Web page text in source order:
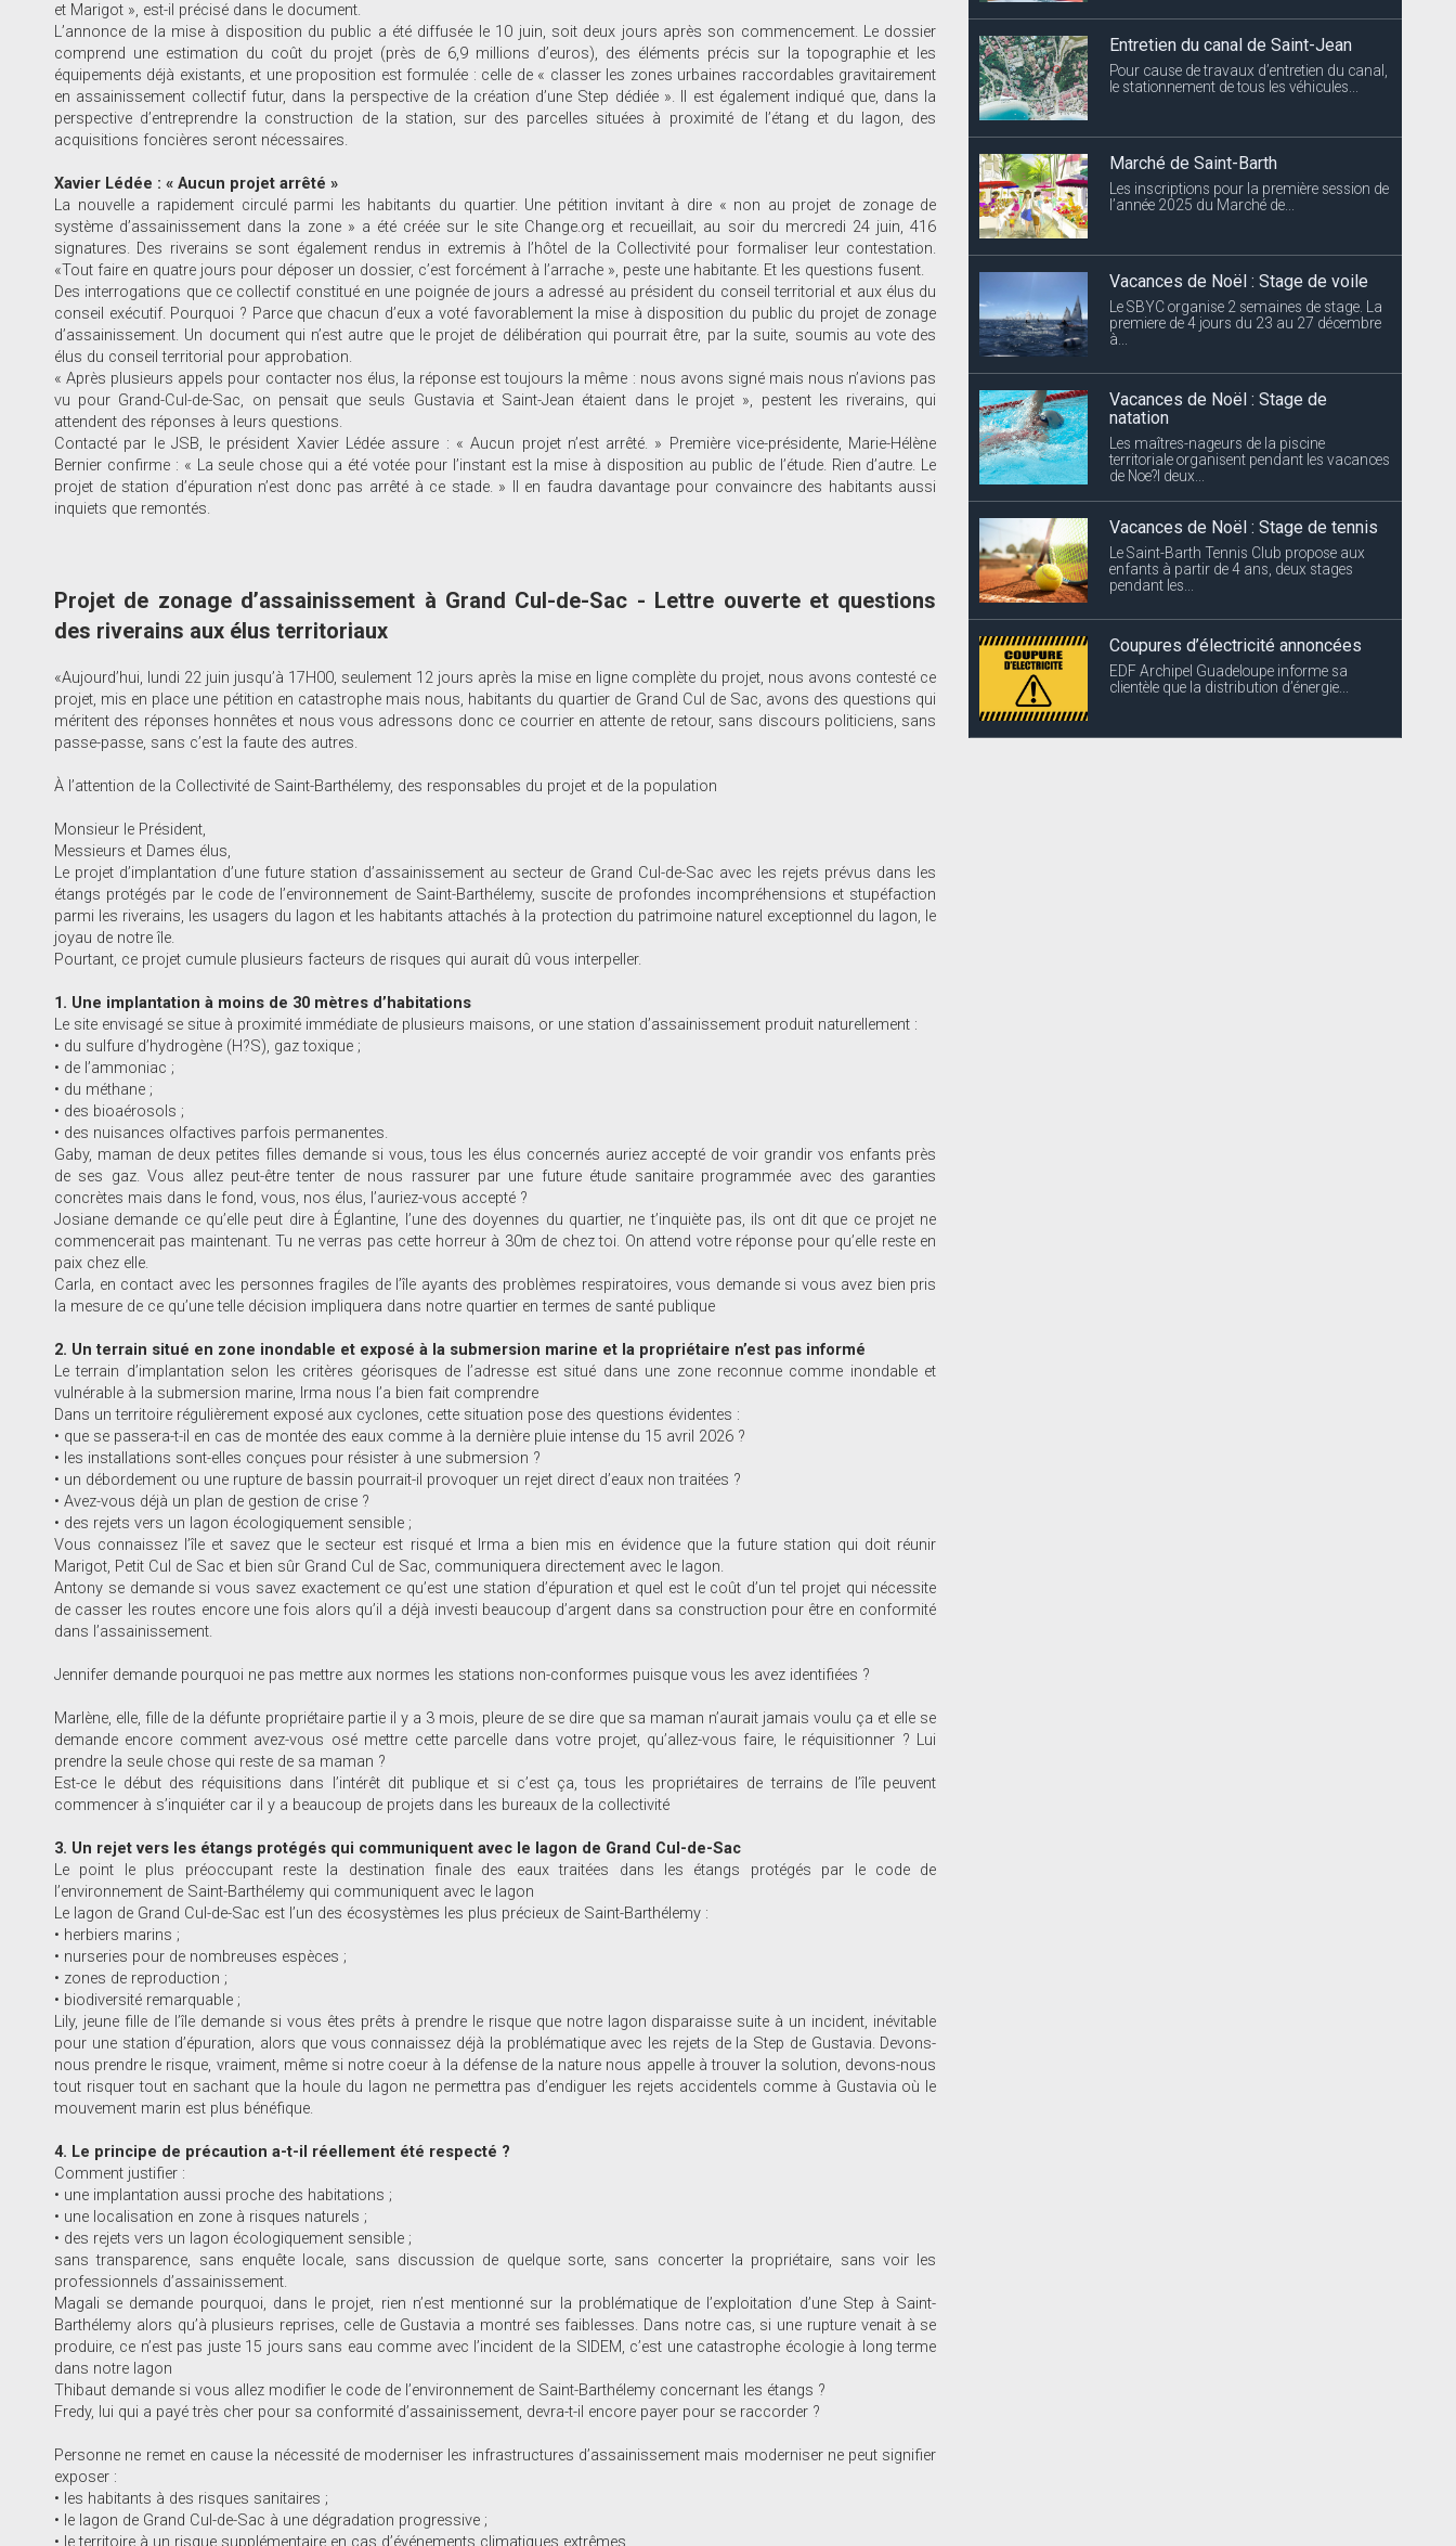
et Marigot », est-il précisé dans le document.
L’annonce de la mise à disposition du public a été diffusée le 10 juin, soit deux jours après son commencement. Le dossier
comprend une estimation du coût du projet (près de 6,9 millions d’euros), des éléments précis sur la topographie et les
équipements déjà existants, et une proposition est formulée : celle de « classer les zones urbaines raccordables gravitairement
en assainissement collectif futur, dans la perspective de la création d’une Step dédiée ». Il est également indiqué que, dans la
perspective d’entreprendre la construction de la station, sur des parcelles situées à proximité de l’étang et du lagon, des
acquisitions foncières seront nécessaires.
Xavier Lédée : « Aucun projet arrêté »
La nouvelle a rapidement circulé parmi les habitants du quartier. Une pétition invitant à dire « non au projet de zonage de
système d’assainissement dans la zone » a été créée sur le site Change.org et recueillait, au soir du mercredi 24 juin, 416
signatures. Des riverains se sont également rendus in extremis à l’hôtel de la Collectivité pour formaliser leur contestation.
«Tout faire en quatre jours pour déposer un dossier, c’est forcément à l’arrache », peste une habitante. Et les questions fusent.
Des interrogations que ce collectif constitué en une poignée de jours a adressé au président du conseil territorial et aux élus du
conseil exécutif. Pourquoi ? Parce que chacun d’eux a voté favorablement la mise à disposition du public du projet de zonage
d’assainissement. Un document qui n’est autre que le projet de délibération qui pourrait être, par la suite, soumis au vote des
élus du conseil territorial pour approbation.
« Après plusieurs appels pour contacter nos élus, la réponse est toujours la même : nous avons signé mais nous n’avions pas
vu pour Grand-Cul-de-Sac, on pensait que seuls Gustavia et Saint-Jean étaient dans le projet », pestent les riverains, qui
attendent des réponses à leurs questions.
Contacté par le JSB, le président Xavier Lédée assure : « Aucun projet n’est arrêté. » Première vice-présidente, Marie-Hélène
Bernier confirme : « La seule chose qui a été votée pour l’instant est la mise à disposition au public de l’étude. Rien d’autre. Le
projet de station d’épuration n’est donc pas arrêté à ce stade. » Il en faudra davantage pour convaincre des habitants aussi
inquiets que remontés.
Projet de zonage d’assainissement à Grand Cul-de-Sac - Lettre ouverte et questions
des riverains aux élus territoriaux
«Aujourd’hui, lundi 22 juin jusqu’à 17H00, seulement 12 jours après la mise en ligne complète du projet, nous avons contesté ce
projet, mis en place une pétition en catastrophe mais nous, habitants du quartier de Grand Cul de Sac, avons des questions qui
méritent des réponses honnêtes et nous vous adressons donc ce courrier en attente de retour, sans discours politiciens, sans
passe-passe, sans c’est la faute des autres.
À l’attention de la Collectivité de Saint-Barthélemy, des responsables du projet et de la population
Monsieur le Président,
Messieurs et Dames élus,
Le projet d’implantation d’une future station d’assainissement au secteur de Grand Cul-de-Sac avec les rejets prévus dans les
étangs protégés par le code de l’environnement de Saint-Barthélemy, suscite de profondes incompréhensions et stupéfaction
parmi les riverains, les usagers du lagon et les habitants attachés à la protection du patrimoine naturel exceptionnel du lagon, le
joyau de notre île.
Pourtant, ce projet cumule plusieurs facteurs de risques qui aurait dû vous interpeller.
1. Une implantation à moins de 30 mètres d’habitations
Le site envisagé se situe à proximité immédiate de plusieurs maisons, or une station d’assainissement produit naturellement :
• du sulfure d’hydrogène (H?S), gaz toxique ;
• de l’ammoniac ;
• du méthane ;
• des bioaérosols ;
• des nuisances olfactives parfois permanentes.
Gaby, maman de deux petites filles demande si vous, tous les élus concernés auriez accepté de voir grandir vos enfants près
de ses gaz. Vous allez peut-être tenter de nous rassurer par une future étude sanitaire programmée avec des garanties
concrètes mais dans le fond, vous, nos élus, l’auriez-vous accepté ?
Josiane demande ce qu’elle peut dire à Églantine, l’une des doyennes du quartier, ne t’inquiète pas, ils ont dit que ce projet ne
commencerait pas maintenant. Tu ne verras pas cette horreur à 30m de chez toi. On attend votre réponse pour qu’elle reste en
paix chez elle.
Carla, en contact avec les personnes fragiles de l’île ayants des problèmes respiratoires, vous demande si vous avez bien pris
la mesure de ce qu’une telle décision impliquera dans notre quartier en termes de santé publique
2. Un terrain situé en zone inondable et exposé à la submersion marine et la propriétaire n’est pas informé
Le terrain d’implantation selon les critères géorisques de l’adresse est situé dans une zone reconnue comme inondable et
vulnérable à la submersion marine, Irma nous l’a bien fait comprendre
Dans un territoire régulièrement exposé aux cyclones, cette situation pose des questions évidentes :
• que se passera-t-il en cas de montée des eaux comme à la dernière pluie intense du 15 avril 2026 ?
• les installations sont-elles conçues pour résister à une submersion ?
• un débordement ou une rupture de bassin pourrait-il provoquer un rejet direct d’eaux non traitées ?
• Avez-vous déjà un plan de gestion de crise ?
• des rejets vers un lagon écologiquement sensible ;
Vous connaissez l’île et savez que le secteur est risqué et Irma a bien mis en évidence que la future station qui doit réunir
Marigot, Petit Cul de Sac et bien sûr Grand Cul de Sac, communiquera directement avec le lagon.
Antony se demande si vous savez exactement ce qu’est une station d’épuration et quel est le coût d’un tel projet qui nécessite
de casser les routes encore une fois alors qu’il a déjà investi beaucoup d’argent dans sa construction pour être en conformité
dans l’assainissement.
Jennifer demande pourquoi ne pas mettre aux normes les stations non-conformes puisque vous les avez identifiées ?
Marlène, elle, fille de la défunte propriétaire partie il y a 3 mois, pleure de se dire que sa maman n’aurait jamais voulu ça et elle se
demande encore comment avez-vous osé mettre cette parcelle dans votre projet, qu’allez-vous faire, le réquisitionner ? Lui
prendre la seule chose qui reste de sa maman ?
Est-ce le début des réquisitions dans l’intérêt dit publique et si c’est ça, tous les propriétaires de terrains de l’île peuvent
commencer à s’inquiéter car il y a beaucoup de projets dans les bureaux de la collectivité
3. Un rejet vers les étangs protégés qui communiquent avec le lagon de Grand Cul-de-Sac
Le point le plus préoccupant reste la destination finale des eaux traitées dans les étangs protégés par le code de
l’environnement de Saint-Barthélemy qui communiquent avec le lagon
Le lagon de Grand Cul-de-Sac est l’un des écosystèmes les plus précieux de Saint-Barthélemy :
• herbiers marins ;
• nurseries pour de nombreuses espèces ;
• zones de reproduction ;
• biodiversité remarquable ;
Lily, jeune fille de l’île demande si vous êtes prêts à prendre le risque que notre lagon disparaisse suite à un incident, inévitable
pour une station d’épuration, alors que vous connaissez déjà la problématique avec les rejets de la Step de Gustavia. Devons-
nous prendre le risque, vraiment, même si notre coeur à la défense de la nature nous appelle à trouver la solution, devons-nous
tout risquer tout en sachant que la houle du lagon ne permettra pas d’endiguer les rejets accidentels comme à Gustavia où le
mouvement marin est plus bénéfique.
4. Le principe de précaution a-t-il réellement été respecté ?
Comment justifier :
• une implantation aussi proche des habitations ;
• une localisation en zone à risques naturels ;
• des rejets vers un lagon écologiquement sensible ;
sans transparence, sans enquête locale, sans discussion de quelque sorte, sans concerter la propriétaire, sans voir les
professionnels d’assainissement.
Magali se demande pourquoi, dans le projet, rien n’est mentionné sur la problématique de l’exploitation d’une Step à Saint-
Barthélemy alors qu’à plusieurs reprises, celle de Gustavia a montré ses faiblesses. Dans notre cas, si une rupture venait à se
produire, ce n’est pas juste 15 jours sans eau comme avec l’incident de la SIDEM, c’est une catastrophe écologie à long terme
dans notre lagon
Thibaut demande si vous allez modifier le code de l’environnement de Saint-Barthélemy concernant les étangs ?
Fredy, lui qui a payé très cher pour sa conformité d’assainissement, devra-t-il encore payer pour se raccorder ?
Personne ne remet en cause la nécessité de moderniser les infrastructures d’assainissement mais moderniser ne peut signifier
exposer :
• les habitants à des risques sanitaires ;
• le lagon de Grand Cul-de-Sac à une dégradation progressive ;
Entretien du canal de Saint-Jean
Pour cause de travaux d’entretien du canal,
le stationnement de tous les véhicules...
Marché de Saint-Barth
Les inscriptions pour la première session de
l’année 2025 du Marché de...
Vacances de Noël : Stage de voile
Le SBYC organise 2 semaines de stage. La
premiere de 4 jours du 23 au 27 décembre
à...
Vacances de Noël : Stage de
natation
Les maîtres-nageurs de la piscine
territoriale organisent pendant les vacances
de Noe?l deux...
Vacances de Noël : Stage de tennis
Le Saint-Barth Tennis Club propose aux
enfants à partir de 4 ans, deux stages
pendant les...
Coupures d’électricité annoncées
EDF Archipel Guadeloupe informe sa
clientèle que la distribution d’énergie...